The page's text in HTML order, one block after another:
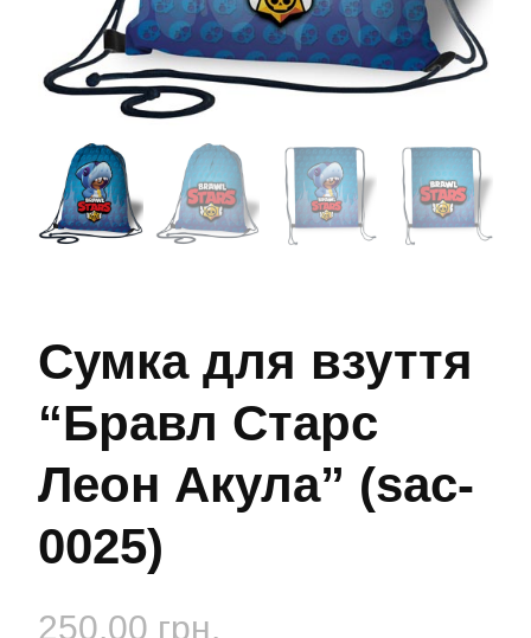
Сумка для взуття
“Бравл Старс
Леон Акула” (sac-
0025)
250.00 грн.